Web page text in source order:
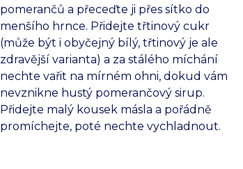
pomerančů a přeceďte ji přes sítko do
menšího hrnce. Přidejte třtinový cukr
(může být i obyčejný bílý, třtinový je ale
zdravější varianta) a za stálého míchání
nechte vařit na mírném ohni, dokud vám
nevznikne hustý pomerančový sirup.
Přidejte malý kousek másla a pořádně
promíchejte, poté nechte vychladnout.